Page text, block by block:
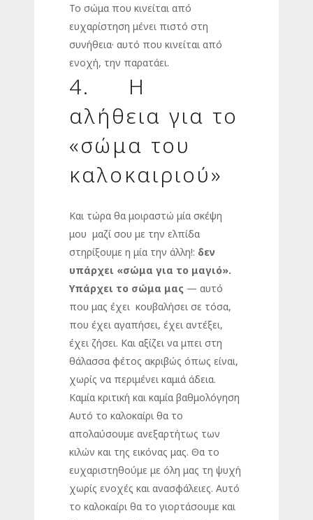
Το σώμα που κινείται από
ευχαρίστηση μένει πιστό στη
συνήθεια· αυτό που κινείται από
ενοχή, την παρατάει.
4. Η
αλήθεια για το
«σώμα του
καλοκαιριού»
Και τώρα θα μοιραστώ μία σκέψη
μου μαζί σου με την ελπίδα
στηρίξουμε η μία την άλλη!: δεν
υπάρχει «σώμα για το μαγιό».
Υπάρχει το σώμα μας — αυτό
που μας έχει κουβαλήσει σε τόσα,
που έχει αγαπήσει, έχει αντέξει,
έχει ζήσει. Και αξίζει να μπει στη
θάλασσα φέτος ακριβώς όπως είναι,
χωρίς να περιμένει καμιά άδεια.
Καμία κριτική και καμία βαθμολόγηση
Αυτό το καλοκαίρι θα το
απολαύσουμε ανεξαρτήτως των
κιλών και της εικόνας μας. Θα το
ευχαριστηθούμε με όλη μας τη ψυχή
χωρίς ενοχές και ανασφάλειες. Αυτό
το καλοκαίρι θα το γιορτάσουμε και